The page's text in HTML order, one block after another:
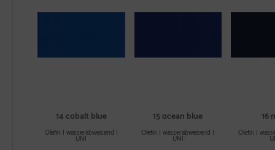
14 cobalt blue
Olefin | wasserabweisend |
UNI
15 ocean blue
Olefin | wasserabweisend |
UNI
16
Olefin |